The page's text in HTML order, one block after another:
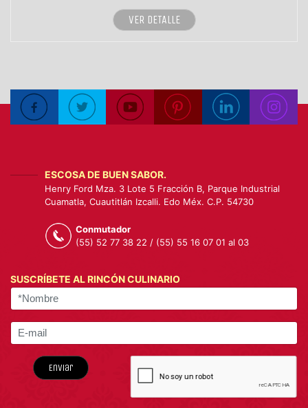
VER DETALLE
ESCOSA DE BUEN SABOR.
Henry Ford Mza. 3 Lote 5 Fracción B, Parque Industrial
Cuamatla, Cuautitlán Izcalli. Edo Méx. C.P. 54730
Conmutador
(55) 52 77 38 22 / (55) 55 16 07 01 al 03
SUSCRÍBETE AL RINCÓN CULINARIO
Enviar